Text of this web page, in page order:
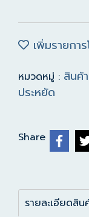
เพิ่มรายกา
หมวดหมู่ : สินค้า
ประหยัด
Share
รายละเอียดสิน